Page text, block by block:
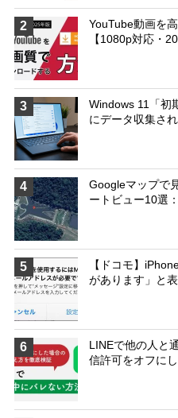
2
YouTube動画を
【1080p対応・
3
Windows 11「初
にデータ収集さ
4
Googleマップで
ートビュー10選
5
【ドコモ】
があります」と
6
LINEで他の人と
信許可をオフに